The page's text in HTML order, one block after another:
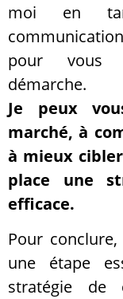
moi en
pour vous
démarche.
Je peux
marché, à
à mieux
place une
efficace.
Pour
une étape
stratégie de